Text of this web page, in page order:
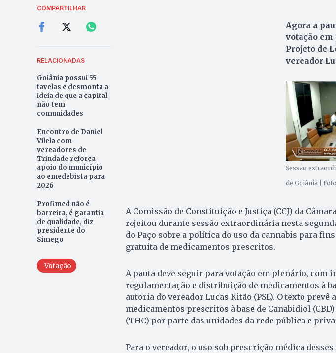
COMPARTILHAR
RELACIONADAS
Goiânia possui 55
favelas e desmonta a
ideia de que a capital
não tem
comunidades
Encontro de Daniel
Vilela com
vereadores de
Trindade reforça
apoio do município
ao emedebista para
2026
Profimed não é
barreira, é garantia
de qualidade, diz
presidente do
Simego
Votação
Agora a
votação em
Projeto de
vereador
Sessão
de Goiânia |
A Comissão de Constituição e Justiça (CCJ) da
rejeitou durante sessão extraordinária nesta
do Paço sobre a política do uso da cannabis para
gratuita de medicamentos prescritos.
A pauta deve seguir para votação em plenário, com
regulamentação e distribuição de medicamentos à
autoria do vereador Lucas Kitão (PSL). O texto
medicamentos prescritos à base de Canabidiol
(THC) por parte das unidades da rede pública e
Para o vereador, o uso sob prescrição médica